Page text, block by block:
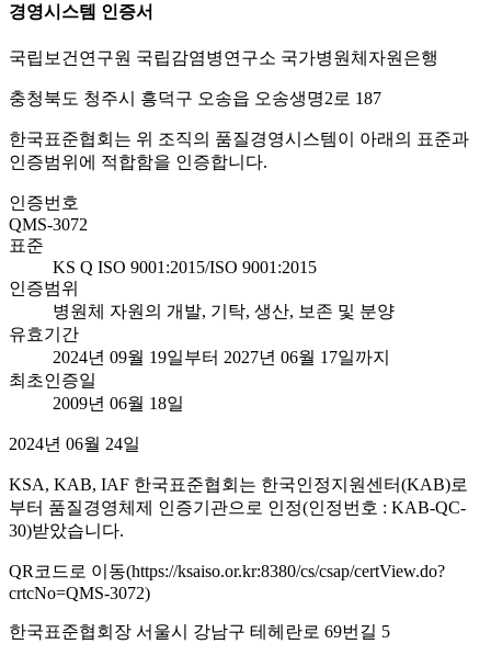
경영시스템 인증서
국립보건연구원 국립감염병연구소 국가병원체자원은행
충청북도 청주시 흥덕구 오송읍 오송생명2로 187
한국표준협회는 위 조직의 품질경영시스템이 아래의 표준과
인증범위에 적합함을 인증합니다.
인증번호
QMS-3072
표준
KS Q ISO 9001:2015/ISO 9001:2015
인증범위
병원체 자원의 개발, 기탁, 생산, 보존 및 분양
유효기간
2024년 09월 19일부터 2027년 06월 17일까지
최초인증일
2009년 06월 18일
2024년 06월 24일
KSA, KAB, IAF 한국표준협회는 한국인정지원센터(KAB)로
부터 품질경영체제 인증기관으로 인정(인정번호 : KAB-QC-
30)받았습니다.
QR코드로 이동(https://ksaiso.or.kr:8380/cs/csap/certView.do?
crtcNo=QMS-3072)
한국표준협회장 서울시 강남구 테헤란로 69번길 5